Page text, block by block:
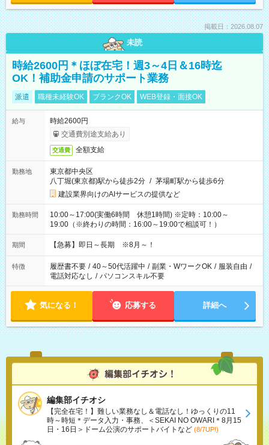
掲載日：2026.08.07
未読
時給2600円＊ほぼ在宅！週3～4日＆16時迄
OK！補助金申請のサポート業務
派遣 職種未経験OK ブランクOK WEB登録・面接OK
給与
時給2600円
交通費別途支給あり
交通費 全額支給
勤務地
東京都中央区
八丁堀(東京都)駅から徒歩2分 / 茅場町駅から徒歩6分
建設業界向けのAIサービスの提供など
勤務時間
10:00～17:00(実働6時間 休憩1時間) ※定時：10:00～
19:00（※終わりの時間：16:00～19:00で相談可！）
期間 【急募】即日～長期 ※8月～！
特徴 履歴書不要 / 40～50代活躍中 / 副業・WワークOK / 服装自由 /
電話対応なし / パソコンスキル不要
気になる！ 応募する 詳細へ
編集部イチオシ
【完全在宅！】難しい業務なし＆電話なし！ゆっくりの11
時～時短＊データ入力・事務、＜SEKAI NO OWARI＊8月15
日・16日＞ドーム公演のサポートバイトなど (8/7UP!)